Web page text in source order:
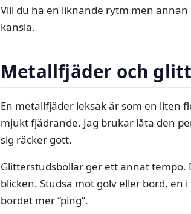
Vill du ha en liknande rytm men annan
känsla.
Metallfjäder och
En metallfjäder leksak är som en liten
mjukt fjädrande. Jag brukar låta den
sig räcker gott.
Glitterstudsbollar ger ett annat tempo.
blicken. Studsa mot golv eller bord,
bordet mer “ping”.